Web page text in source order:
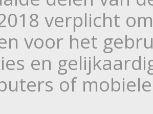
verplicht
voor het
en
of